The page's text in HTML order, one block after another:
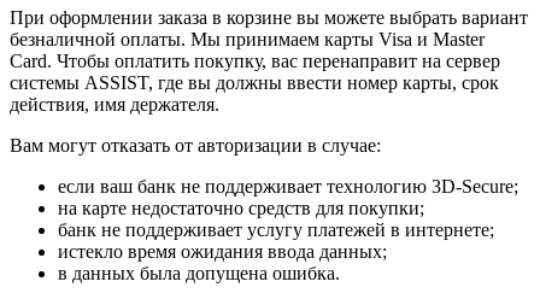
При оформлении заказа в корзине вы можете выбрать вариант
безналичной оплаты. Мы принимаем карты Visa и Master
Card. Чтобы оплатить покупку, вас перенаправит на сервер
системы ASSIST, где вы должны ввести номер карты, срок
действия, имя держателя.
Вам могут отказать от авторизации в случае:
если ваш банк не поддерживает технологию 3D-Secure;
на карте недостаточно средств для покупки;
банк не поддерживает услугу платежей в интернете;
истекло время ожидания ввода данных;
в данных была допущена ошибка.